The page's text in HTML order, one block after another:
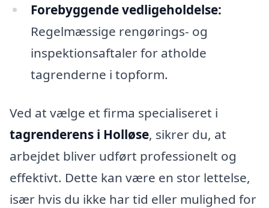
Forebyggende vedligeholdelse:
Regelmæssige rengørings- og
inspektionsaftaler for atholde
tagrenderne i topform.
Ved at vælge et firma specialiseret i
tagrenderens i Holløse, sikrer du, at
arbejdet bliver udført professionelt og
effektivt. Dette kan være en stor lettelse,
især hvis du ikke har tid eller mulighed for